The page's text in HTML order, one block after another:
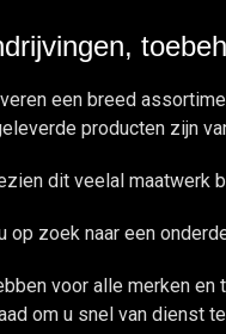
een breed
producten zijn
dit veelal maatwerk
op zoek naar een
voor alle merken
om u snel van dienst